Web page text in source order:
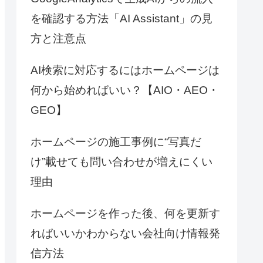
を確認する方法「AI Assistant」の見
方と注意点
AI検索に対応するにはホームページは
何から始めればいい？【AIO・AEO・
GEO】
ホームページの施工事例に“写真だ
け”載せても問い合わせが増えにくい
理由
ホームページを作った後、何を更新す
ればいいかわからない会社向け情報発
信方法